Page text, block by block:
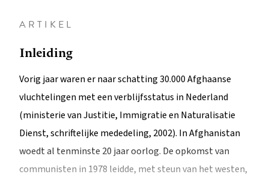
ARTIKEL
Inleiding
Vorig jaar waren er naar schatting 30.000 Afghaanse
vluchtelingen met een verblijfsstatus in Nederland
(ministerie van Justitie, Immigratie en Naturalisatie
Dienst, schriftelijke mededeling, 2002). In Afghanistan
woedt al tenminste 20 jaar oorlog. De opkomst van
communisten in 1978 leidde, met steun van het westen,